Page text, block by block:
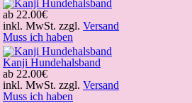
ab 22.00€
inkl. MwSt. zzgl. Versand
Muss ich haben
Kanji Hundehalsband
ab 22.00€
inkl. MwSt. zzgl. Versand
Muss ich haben